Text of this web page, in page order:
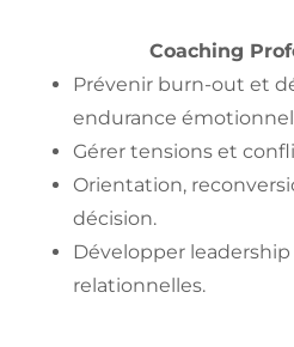
Coaching
Prévenir burn-out et
endurance
Gérer tensions et
Orientation,
décision.
Développer
relationnelles.